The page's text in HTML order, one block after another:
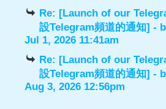
Re: [Launch of our
設Telegram頻道的通知] -
Jul 1, 2026 11:41am
Re: [Launch of our
設Telegram頻道的通知] -
Aug 3, 2026 12:56pm